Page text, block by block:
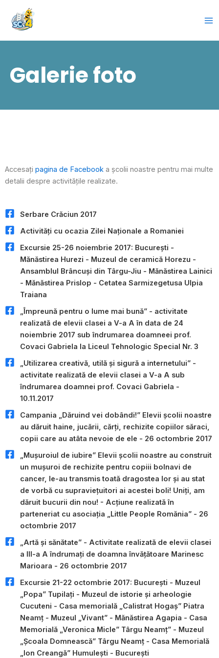
content
Galerie foto
Accesați pagina de Facebook a școlii noastre pentru mai multe
detalii despre activitățile realizate.
Serbare Crăciun 2017
Activități cu ocazia Zilei Naționale a Romaniei
Excursie 25-26 noiembrie 2017: București -
Mănăstirea Hurezi - Muzeul de ceramică Horezu -
Ansamblul Brâncuși din Târgu-Jiu - Mănăstirea Lainici
- Mănăstirea Prislop - Cetatea Sarmizegetusa Ulpia
Traiana
„Împreună pentru o lume mai bună” - activitate
realizată de elevii clasei a V-a A în data de 24
noiembrie 2017 sub îndrumarea doamneei prof.
Covaci Gabriela la Liceul Tehnologic Special Nr. 3
„Utilizarea creativă, utilă și sigură a internetului” -
activitate realizată de elevii clasei a V-a A sub
îndrumarea doamnei prof. Covaci Gabriela -
10.11.2017
Campania „Dăruind vei dobândi!” Elevii școlii noastre
au dăruit haine, jucării, cărți, rechizite copiilor săraci,
copii care au atâta nevoie de ele - 26 octombrie 2017
„Mușuroiul de iubire” Elevii școlii noastre au construit
un mușuroi de rechizite pentru copiii bolnavi de
cancer, le-au transmis toată dragostea lor și au stat
de vorbă cu supraviețuitori ai acestei boli! Uniți, am
dăruit bucurii din nou! - Acțiune realizată în
parteneriat cu asociația „Little People Romănia” - 26
octombrie 2017
„Artă și sănătate” - Activitate realizată de elevii clasei
a III-a A îndrumați de doamna învățătoare Marinesc
Marioara - 26 octombrie 2017
Excursie 21-22 octombrie 2017: București - Muzeul
„Popa” Tupilați - Muzeul de istorie și arheologie
Cucuteni - Casa memorială „Calistrat Hogaș” Piatra
Neamț - Muzeul „Vivant” - Mănăstirea Agapia - Casa
Memorială „Veronica Micle” Târgu Neamț” - Muzeul
„Școala Domnească” Târgu Neamț - Casa Memorială
„Ion Creangă” Humulești - București